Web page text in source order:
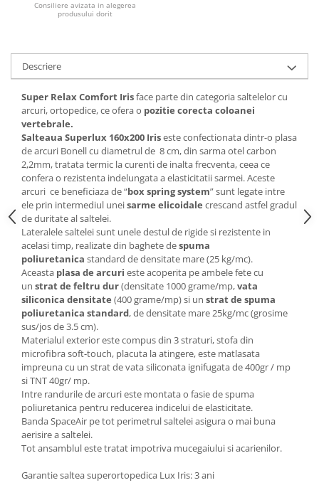
Mese gradinita
Set mese si scaune gradinita
Mobilier copii
Mobila camera copii
Scaune birou pentru copii
Saltele patuturi copii
Paturi copii
Masa si scaune gradinita
Seturi comode living si dormitor
Consiliere avizata in alegerea
produsului dorit
Descriere
Super Relax Comfort Irisface parte din categoria saltelelor cu
arcuri, ortopedice, ce ofera o pozitie corecta coloanei
vertebrale.
Salteaua Superlux 160x200 Iriseste confectionata dintr-o plasa
de arcuri Bonell cu diametrul de 8 cm, din sarma otel carbon
2,2mm, tratata termic la curenti de inalta frecventa, ceea ce
confera o rezistenta indelungata a elasticitatii sarmei. Aceste
arcuri ce beneficiaza de “box spring system” sunt legate intre
ele prin intermediul uneisarme elicoidale crescand astfel gradul
de duritate al saltelei.
Lateralele saltelei sunt unele destul de rigide si rezistente in
acelasi timp, realizate din baghete despuma
poliuretanica standard de densitate mare (25 kg/mc).
Aceasta plasa de arcuri este acoperita pe ambele fete cu
un strat de feltru dur(densitate 1000 grame/mp,vata
siliconica densitate (400 grame/mp) si un strat de spuma
poliuretanica standard, de densitate mare 25kg/mc (grosime
sus/jos de 3.5 cm).
Materialul exterior este compus din 3 straturi, stofa din
microfibra soft-touch, placuta la atingere, este matlasata
impreuna cu un strat de vata siliconata ignifugata de 400gr / mp
si TNT 40gr/ mp.
Intre randurile de arcuri este montata o fasie de spuma
poliuretanica pentru reducerea indicelui de elasticitate.
Banda SpaceAir pe tot perimetrul saltelei asigura o mai buna
aerisire a saltelei.
Tot ansamblul este tratat impotriva mucegaiului si acarienilor.
Garantie saltea superortopedica Lux Iris: 3 ani